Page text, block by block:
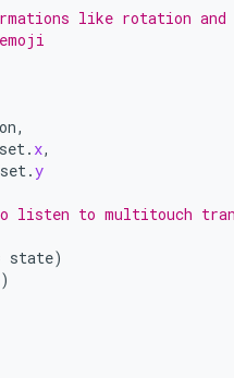
like rotation and
,
. x,
.y
listen to multitouch
state)
)